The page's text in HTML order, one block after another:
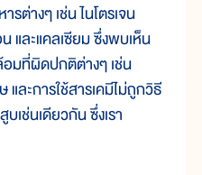
ต่างๆ เช่น ไนโตรเจน
และแคลเซียม ซึ่งพบเห็น
มที่ผิดปกติต่างๆ เช่น
ละการใช้สารเคมีไม่ถูกวิธี
เช่นเดียวกัน ซึ่งเรา